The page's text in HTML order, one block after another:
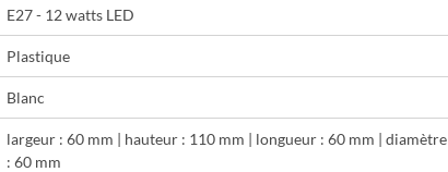
E27 - 12 watts LED
Plastique
Blanc
largeur : 60 mm | hauteur : 110 mm | longueur : 60 mm | diamètre
: 60 mm